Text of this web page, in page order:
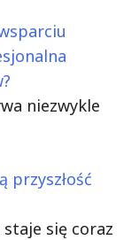
niezwykle
przyszłość
staje się coraz